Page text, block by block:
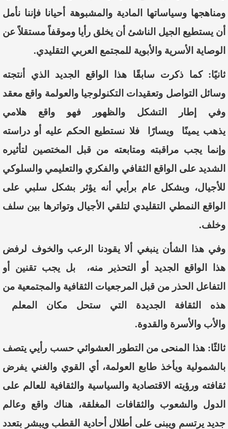
ومناهجها وسياساتها الماديةوالمشبوهة أحيانا فإننا نأمل
أن يستطيع الجيل الناشئ أن يخلق رأيا وموقفاً مستقلاً عن
الوصاية الأسرية والأبوية للمجتمع العربي التقليدي.
ثانيًا: كما ذكرت سابقًا هذا الواقع الجديد الذي
أنتجته
وسائل التواصل وتعقيدات التكنولوجيا والعولمة واقع معقد
وفي
إطار التشكل والظهور فهو واقع
هلامي
يذهبيمينًا ويسارًا فلا نستطيع الحكم عليه أو دراسته
وإنما يجب مراقبته ومتابعته من قبل المختصين لتأثيره
الشديد على الواقع الثقافي والفكري والتعليمي والسلوكي
للأجيال، وبشكل عام برأيي أنهيؤثر بشكل سلبي على
الواقع
النمطي التقليدي لتلقي الأجيالوتواترها بين سلف
وخلف.
وفي هذا الشأن ينبغي ألا يقودنا الرعبوالخوف لرفض
هذا
الواقع الجديد أو التحذير منه، بل يجب تقنين
أو
التفاعل الحذر من قبل المرجعيات الثقافية والمجتمعية من
هذه
الثقافة الجديدة التي ستحل مكان
المعلم
والأب والأسرة والقدوة.
ثالثًا: هذا المنحى من التطور العشوائي حسب رأيي يتصف
بالشمولية ويأخذ طابع العولمة، أي القوي والغني يفرض
ثقافته ورؤيته الاقتصادية والسياسية والثقافية للعالم على
الدول والشعوب والثقافات المغلقة، هناك واقع وعالم
جديد يرتسم ويبنى على أطلال أحادية القطب ويبشر بتعدد